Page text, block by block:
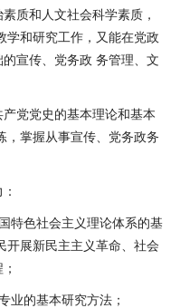
质和人文社会科学素质，
学和研究工作，又能在党政
宣传、党务政 务管理、文
党党史的基本理论和基本
，掌握从事宣传、党务政务
特色社会主义理论体系的基
开展新民主主义革命、社会
业的基本研究方法；